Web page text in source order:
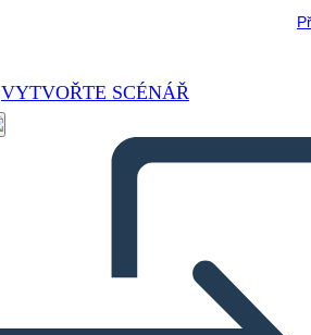
VYTVOŘTE SCÉNÁŘ